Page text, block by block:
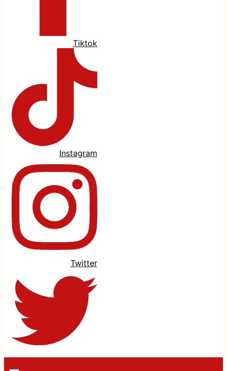
Tiktok
Instagram
Twitter